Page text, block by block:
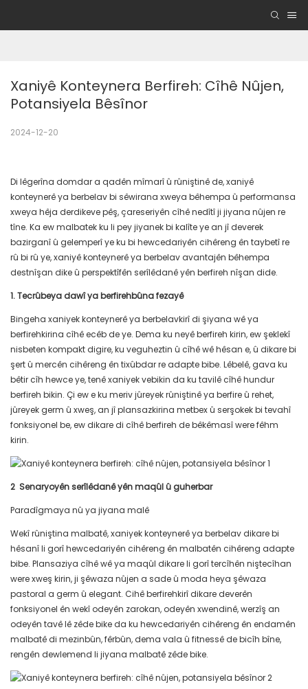
Xaniyê Konteynera Berfireh: Cîhê Nûjen,
Potansiyela Bêsînor
2024-12-20
Di lêgerîna domdar a qadên mîmarî û rûniştinê de, xaniyê
konteynerê ya berbelav bi sêwirana xweya bêhempa û performansa
xweya hêja derdikeve pêş, çareseriyên cîhê nedîtî ji jiyana nûjen re
tîne. Ka ew malbatek ku li pey jiyanek bi kalîte ye an jî deverek
bazirganî û gelemperî ye ku bi hewcedariyên cihêreng ên taybetî re
rû bi rû ye, xaniyê konteynerê ya berbelav avantajên bêhempa
destnîşan dike û perspektîfên serîlêdanê yên berfireh nîşan dide.
1. Tecrûbeya dawî ya berfirehbûna fezayê
Bingeha xaniyek konteynerê ya berbelavkirî di şiyana wê ya
berfirehkirina cîhê ecêb de ye. Dema ku neyê berfireh kirin, ew şeklekî
nisbeten kompakt digire, ku veguheztin û cîhê wê hêsan e, û dikare bi
şert û mercên cihêreng ên tixûbdar re adapte bibe. Lêbelê, gava ku
bêtir cîh hewce ye, tenê xaniyek vebikin da ku tavilê cîhê hundur
berfireh bikin. Çi ew e ku meriv jûreyek rûniştinê ya berfire û rehet,
jûreyek germ û xweş, an jî plansazkirina metbex û serşokek bi tevahî
fonksiyonel be, ew dikare di cîhê berfireh de bêkêmasî were fêhm
kirin.
2 Senaryoyên serîlêdanê yên maqûl û guherbar
Paradîgmaya nû ya jiyana malê
Wekî rûniştina malbatê, xaniyek konteynerê ya berbelav dikare bi
hêsanî li gorî hewcedariyên cihêreng ên malbatên cihêreng adapte
bibe. Plansaziya cîhê wê ya maqûl dikare li gorî tercîhên niştecîhan
were xweş kirin, ji şêwaza nûjen a sade û moda heya şêwaza
pastoral a germ û elegant. Cihê berfirehkirî dikare deverên
fonksiyonel ên wekî odeyên zarokan, odeyên xwendinê, werzîş an
odeyên tavê lê zêde bike da ku hewcedariyên cihêreng ên endamên
malbatê di mezinbûn, fêrbûn, dema vala û fitnessê de bicîh bîne,
rengên dewlemend li jiyana malbatê zêde bike.